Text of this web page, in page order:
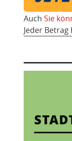
Auch Sie
Jeder